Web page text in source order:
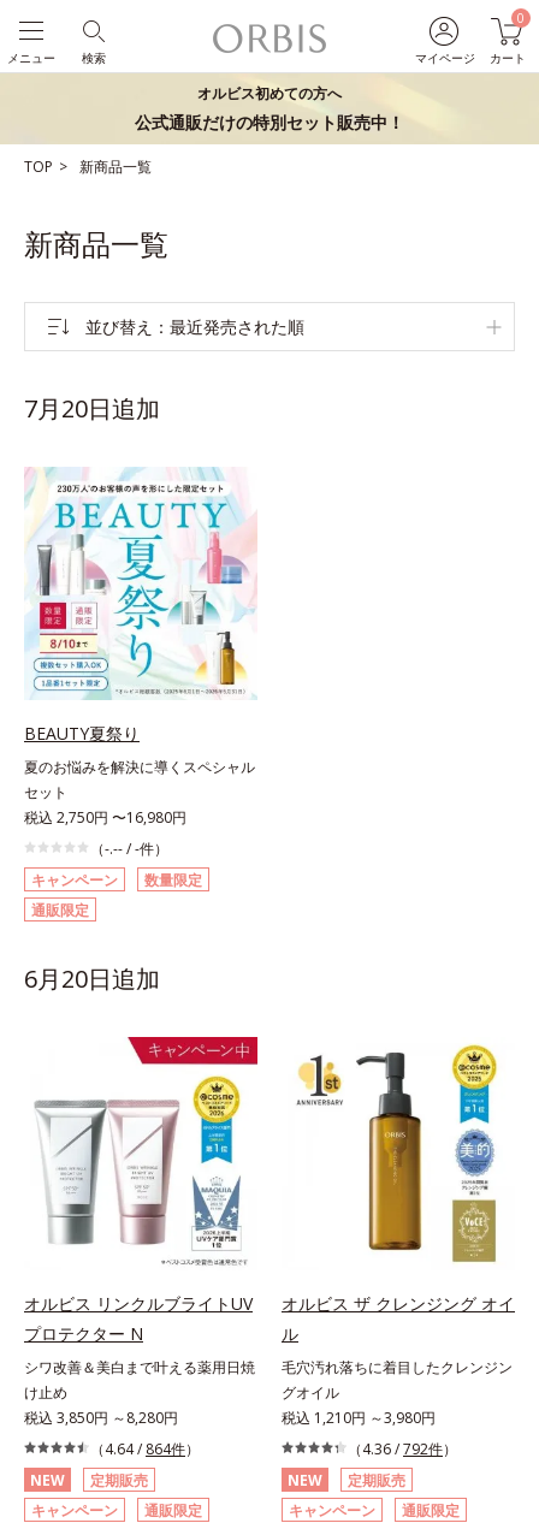
マイページ
0
カート
検索
メニュー
オルビス初めての方へ
公式通販だけの特別セット販売中！
TOP 新商品一覧
新商品一覧
並び替え 最近発売された順
7月20日追加
BEAUTY夏祭り
夏のお悩みを解決に導くスペシャル
セット
税込 2,750円 〜16,980円
（-.-- / -件）
キャンペーン
数量限定
通販限定
6月20日追加
オルビス リンクルブライトUV
プロテクター N
シワ改善＆美白まで叶える薬用日焼
け止め
税込 3,850円 ～8,280円
（4.64 / 864件）
NEW
定期販売
キャンペーン
通販限定
オルビス ザ クレンジング オイ
ル
毛穴汚れ落ちに着目したクレンジン
グオイル
税込 1,210円 ～3,980円
（4.36 /792件）
NEW
定期販売
キャンペーン
通販限定